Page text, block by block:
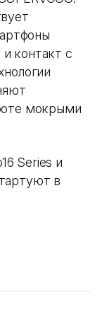
контакт с
мокрыми
Series и
в